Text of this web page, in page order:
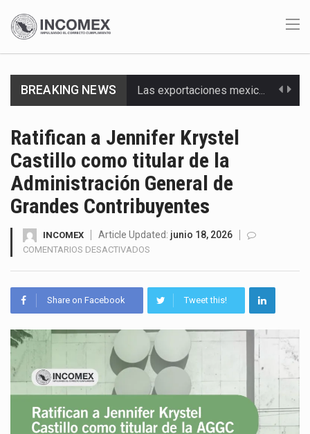
BREAKING NEWS En el primer semestre de 2026, el Servicio de Administración Tributaria (SAT) cobró un total…
El gobierno de Estados Unidos anunciará un arancel del 15 % sobre los productos fabricados…
El Departamento de Agricultura de Estados Unidos (USDA) suspendió el 5 de agosto de 2026…
Las exportaciones mexicanas de vehículos ligeros disminuyeron 9.67 % en julio a tasa anual, alcanzando…
Ratifican a Jennifer Krystel
Castillo como titular de la
Administración General de
Grandes Contribuyentes
INCOMEX Article Updated: junio 18, 2026
COMENTARIOS DESACTIVADOS
JENNIFER
KRYSTEL
COMO
TITULAR
DE
LA
ADMINISTRACIÓN
GENERAL
DE
Share on Facebook Tweet this!